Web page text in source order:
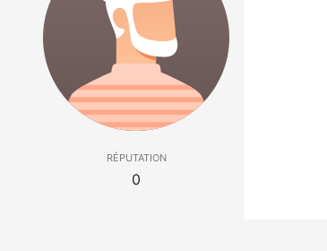
réputation
0